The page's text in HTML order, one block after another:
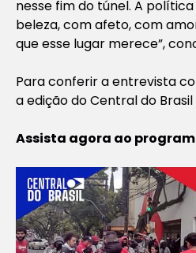
nesse fim do túnel. A
beleza, com afeto, com
que esse lugar merece”,
Para conferir a entrevista
a edição doCentral do Brasil
Assista agora ao